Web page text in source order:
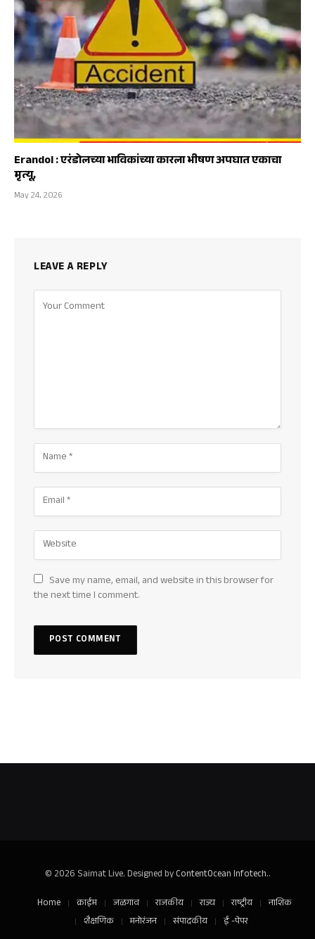
Erandol : एरंडोलच्या भाविकांच्या कारला भीषण अपघात एकाचा
मृत्यू,
May 24, 2026
LEAVE A REPLY
Save my name, email, and website in this browser for
the next time I comment.
© 2026 Saimat Live. Designed byContentOcean Infotech..
Home
क्राईम जळगाव राजकीय राज्य राष्ट्रीय
नाशिक
शैक्षणिक
मनोरंजन संपादकीय ई -पेपर